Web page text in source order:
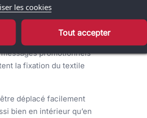
se transporte
toile polyester 100 %
promotionnels
la fixation du textile
déplacé facilement
bien en intérieur qu’en
les cookies
Tout accepter